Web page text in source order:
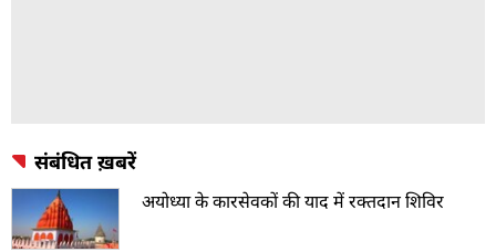
संबंधित ख़बरें
अयोध्या के कारसेवकों की याद में रक्तदान शिविर